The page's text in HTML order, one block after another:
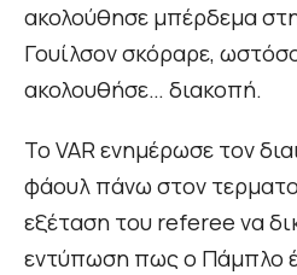
ακολούθησε μπέρδεμα
Γουίλσον σκόραρε,
ακολουθήσε… διακοπή.
Το VAR ενημέρωσε τον
φάουλ πάνω στον
εξέταση του referee να
εντύπωση πως ο Πάμπλο